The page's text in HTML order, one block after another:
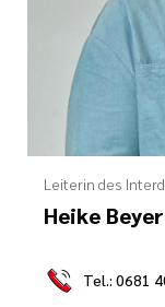
Leiterin des
Heike Beyer
Tel.: 0681